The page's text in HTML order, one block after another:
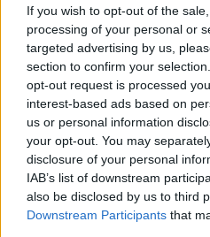
If you wish to opt-out of the
processing of your personal or
targeted advertising by us,
section to confirm your
opt-out request is processed
interest-based ads based on
us or personal information
your opt-out. You may
disclosure of your personal
IAB’s list of downstream
also be disclosed by us to third
Downstream Participants that
teljesítményt.
hordozhatóság
Természetesen ez csak
lehetséges választás közül.
árban kaphatók újonnan -
használtan vásároljuk őket?
GIGABYTE - újonnan
forint), használtan kb.
forint).